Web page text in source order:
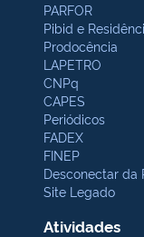
PARFOR
Pibid e
Prodocência
LAPETRO
CNPq
CAPES
Periódicos
FADEX
FINEP
Desconectar da
Site Legado
Atividades